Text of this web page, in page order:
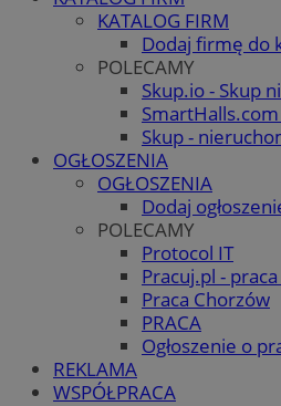
KATALOG FIRM
Dodaj firmę do
POLECAMY
Skup.io - Skup
Skup -
OGŁOSZENIA
OGŁOSZENIA
Dodaj
POLECAMY
Protocol IT
Pracuj.pl -
Praca Chorzów
PRACA
Ogłoszenie o
REKLAMA
WSPÓŁPRACA